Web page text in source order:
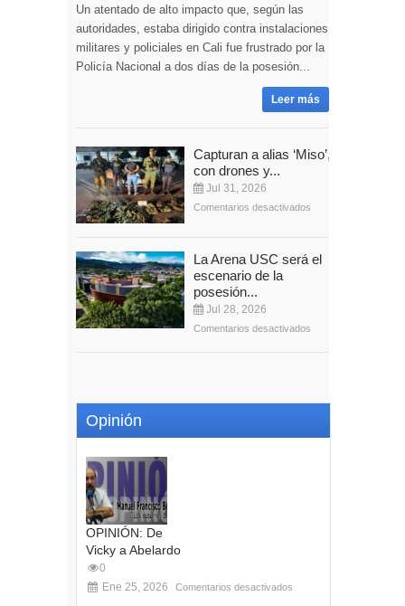
Un atentado de alto impacto que, según las
autoridades, estaba dirigido contra instalaciones
militares y policiales en Cali fue frustrado por la
Policía Nacional a dos días de la posesión...
Leer más
Capturan a alias ‘Miso’,
con drones y...
Jul 31, 2026
Comentarios desactivados
La Arena USC será el
escenario de la
posesión...
Jul 28, 2026
Comentarios desactivados
Opinión
OPINIÓN: De
Vicky a Abelardo
0
Ene 25, 2026
Comentarios desactivados